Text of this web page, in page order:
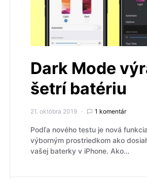
Dark Mode
šetrí batériu
21. októbra 2019 1 komentár
Podľa nového testu je nová
výborným prostriedkom ako
vašej baterky v iPhone. Ako…